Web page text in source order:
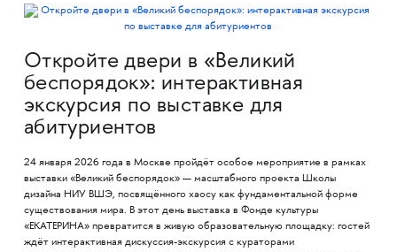
Откройте двери в «Великий
беспорядок»: интерактивная
экскурсия по выставке для
абитуриентов
24 января 2026 года в Москве пройдёт особое мероприятие в рамках
выставки «Великий беспорядок» — масштабного проекта Школы
дизайна НИУ ВШЭ, посвящённого хаосу как фундаментальной форме
существования мира. В этот день выставка в Фонде культуры
«ЕКАТЕРИНА» превратится в живую образовательную площадку: гостей
ждёт интерактивная дискуссия-экскурсия с кураторами